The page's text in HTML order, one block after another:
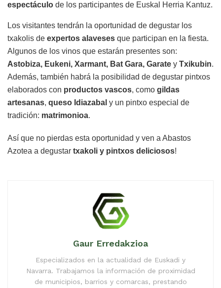
espectáculo de los participantes de Euskal Herria Kantuz.
Los visitantes tendrán la oportunidad de degustar los
txakolis de expertos alaveses que participan en la fiesta.
Algunos de los vinos que estarán presentes son:
Astobiza, Eukeni, Xarmant, Bat Gara, Garate y Txikubin.
Además, también habrá la posibilidad de degustar pintxos
elaborados con productos vascos, como gildas
artesanas, queso Idiazabal y un pintxo especial de
tradición: matrimonioa.
Así que no pierdas esta oportunidad y ven a Abastos
Azotea a degustar txakoli y pintxos deliciosos!
Gaur Erredakzioa
Especializados en la actualidad de Euskadi y
Navarra. Trabajamos la información de proximidad
de municipios, barrios y comarcas, prestando